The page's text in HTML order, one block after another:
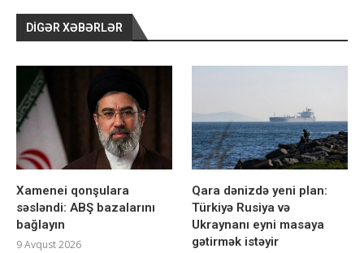
DIGƏR XƏBƏRLƏR
Xamenei qonşulara
səsləndi: ABŞ bazalarını
bağlayın
9 Avqust 2026
Qara dənizdə yeni plan:
Türkiyə Rusiya və
Ukraynanı eyni masaya
gətirmək istəyir